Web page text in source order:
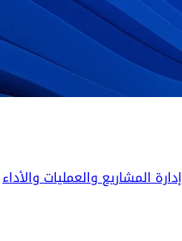
إدارة المشاريع والعمليات والأداء